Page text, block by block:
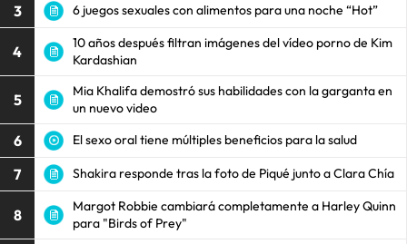
3 6 juegos sexuales con alimentos para una noche “Hot”
4
10 años después filtran imágenes del vídeo porno de Kim
Kardashian
5
Mia Khalifa demostró sus habilidades con la garganta en
un nuevo video
6 El sexo oral tiene múltiples beneficios para la salud
7 Shakira responde tras la foto de Piqué junto a Clara Chía
8
Margot Robbie cambiará completamente a Harley Quinn
para "Birds of Prey"